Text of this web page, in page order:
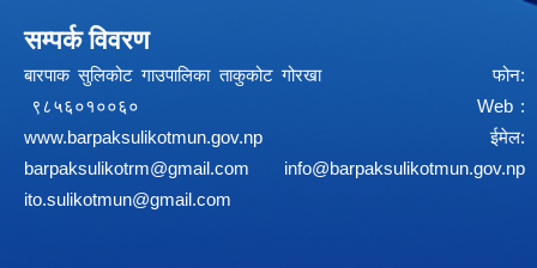
सम्पर्क विवरण
बारपाक सुलिकोट गाउपालिका ताकुकोट गोरखा फोन:
९८५६०१००६० Web :
www.barpaksulikotmun.gov.np
ईमेल:
barpaksulikotrm@gmail.com
info@barpaksulikotmun.gov.np
ito.sulikotmun@gmail.com